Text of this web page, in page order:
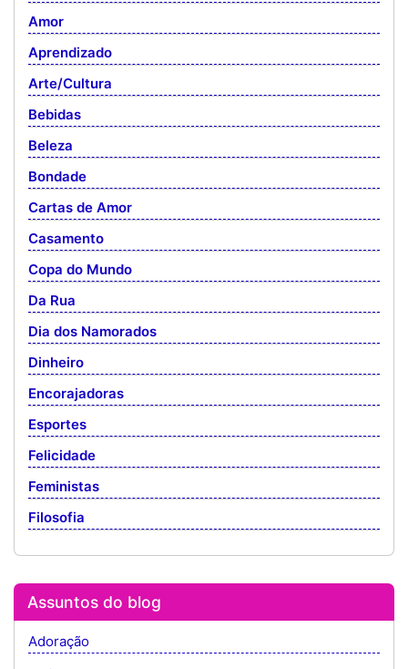
Amor
Aprendizado
Arte/Cultura
Bebidas
Beleza
Bondade
Cartas de Amor
Casamento
Copa do Mundo
Da Rua
Dia dos Namorados
Dinheiro
Encorajadoras
Esportes
Felicidade
Feministas
Filosofia
Assuntos do blog
Adoração